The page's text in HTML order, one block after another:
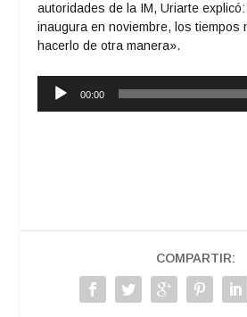
autoridades de la IM, Uriarte
inaugura en noviembre, los tiempos
hacerlo de otra manera».
Reproductor
00:00
COMPARTIR: